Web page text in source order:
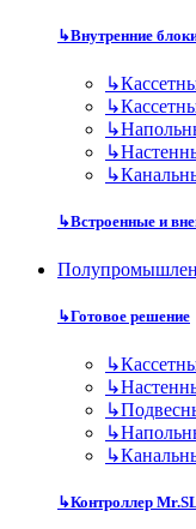
↳Внутренние
↳
↳
↳
↳
↳
↳Встроенные и
↳Готовое решение
↳
↳
↳
↳
↳
↳Контроллер